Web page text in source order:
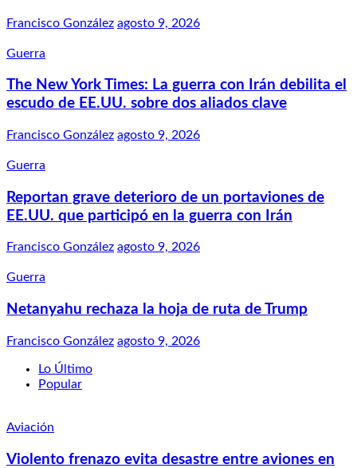
Francisco González agosto 9, 2026
Guerra
The New York Times: La guerra con Irán debilita el
escudo de EE.UU. sobre dos aliados clave
Francisco González agosto 9, 2026
Guerra
Reportan grave deterioro de un portaviones de
EE.UU. que participó en la guerra con Irán
Francisco González agosto 9, 2026
Guerra
Netanyahu rechaza la hoja de ruta de Trump
Francisco González agosto 9, 2026
Lo Último
Popular
Aviación
Violento frenazo evita desastre entre aviones en